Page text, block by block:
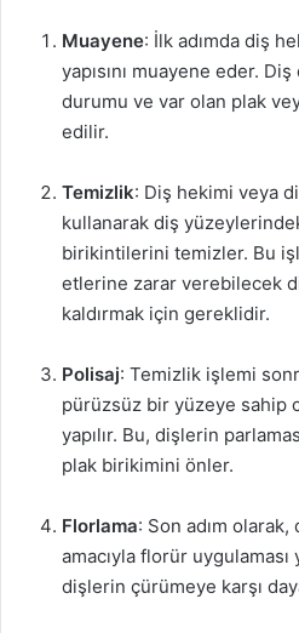
Muayene: İlk adımda diş
yapısını muayene eder.
durumu ve var olan plak
edilir.
Temizlik: Diş hekimi veya
kullanarak diş
birikintilerini temizler. Bu
etlerine zarar verebilecek
kaldırmak için gereklidir.
Polisaj: Temizlik işlemi
pürüzsüz bir yüzeye sahip
yapılır. Bu, dişlerin
plak birikimini önler.
Florlama: Son adım
amacıyla florür uygulaması
dişlerin çürümeye karşı